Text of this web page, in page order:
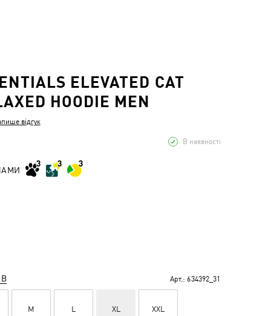
ELEVATED CAT
HOODIE MEN
відгук
В наявності
Арт.: 634392_31
M L XL XXL